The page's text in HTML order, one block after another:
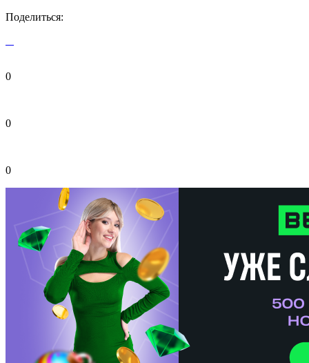
Поделиться:
0
0
0